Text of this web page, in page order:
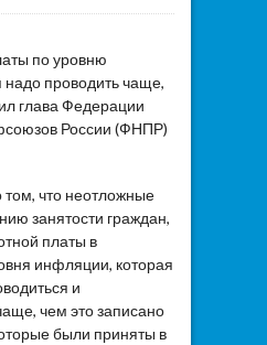
по уровню
проводить чаще,
глава Федерации
России (ФНПР)
том, что неотложные
занятости граждан,
платы в
инфляции, которая
и
чем это записано
были приняты в